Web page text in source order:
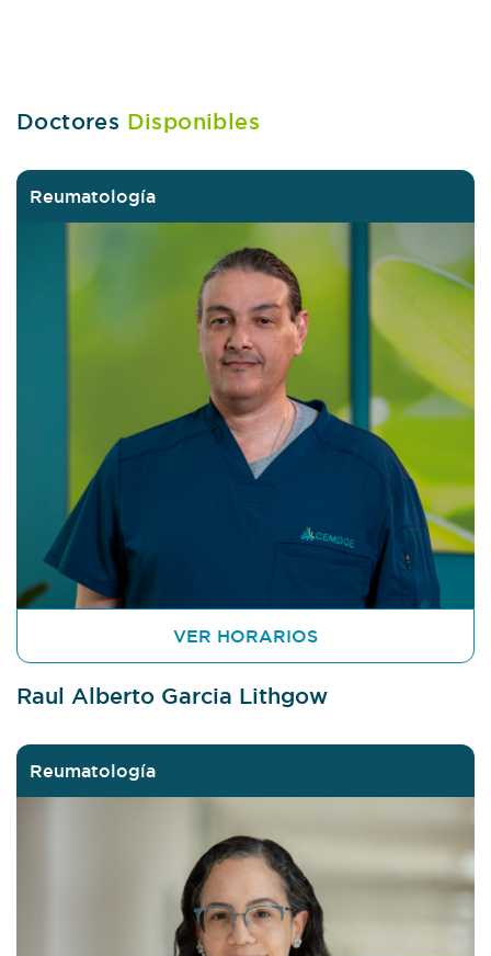
Doctores Disponibles
Reumatología
VER HORARIOS
Raul Alberto Garcia Lithgow
Reumatología